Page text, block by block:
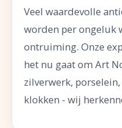
Veel waardevolle
worden per ongeluk
ontruiming. Onze
het nu gaat om Art
zilverwerk,
klokken - wij